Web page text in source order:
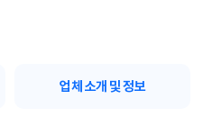
업체 소개 및 정보